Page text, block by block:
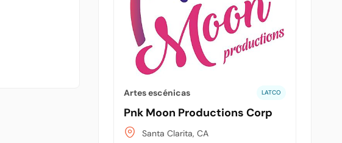
Artes escénicas LATCO
Pnk Moon Productions Corp
Santa Clarita, CA